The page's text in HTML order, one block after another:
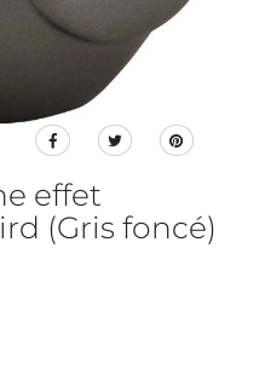
effet
(Gris foncé)